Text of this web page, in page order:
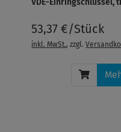
VDE-Einringschlüssel,
53,37 €/Stück
inkl. MwSt., zzgl.